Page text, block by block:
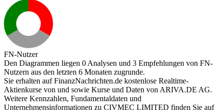
FN-Nutzer
Den Diagrammen liegen 0 Analysen und 3 Empfehlungen von FN-
Nutzern aus den letzten 6 Monaten zugrunde.
Sie erhalten auf FinanzNachrichten.de kostenlose Realtime-
Aktienkurse von und sowie Kurse und Daten von ARIVA.DE AG.
Weitere Kennzahlen, Fundamentaldaten und
Unternehmensinformationen zu CIVMEC LIMITED finden Sie auf